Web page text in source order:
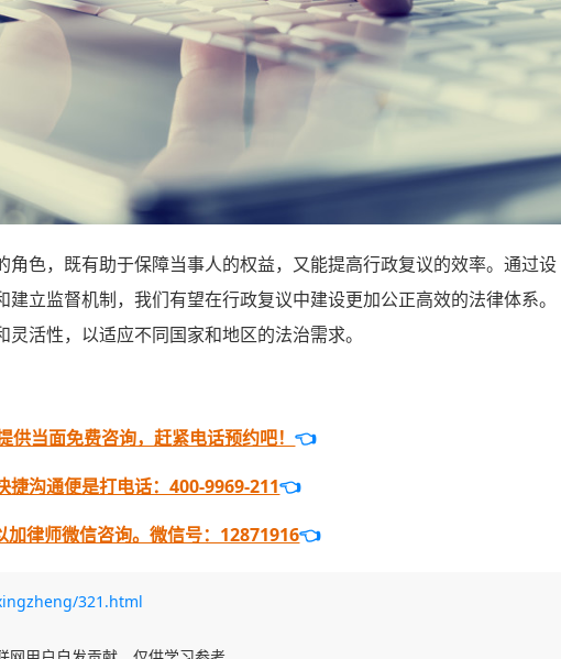
色，既有助于保障当事人的权益，又能提高行政复议的效率。通过设
立监督机制，我们有望在行政复议中建设更加公正高效的法律体系。
活性，以适应不同国家和地区的法治需求。
供当面免费咨询，赶紧电话预约吧！👈
捷沟通便是打电话：400-9969-211👈
加律师微信咨询。微信号：12871916👈
321.html